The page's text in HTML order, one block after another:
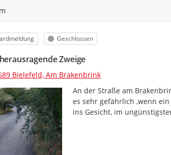
Status
Geschlossen
Zweige
Bielefeld, Am Brakenbrink
An der Straße am
es sehr gefährlich ,wenn
ins Gesicht, im